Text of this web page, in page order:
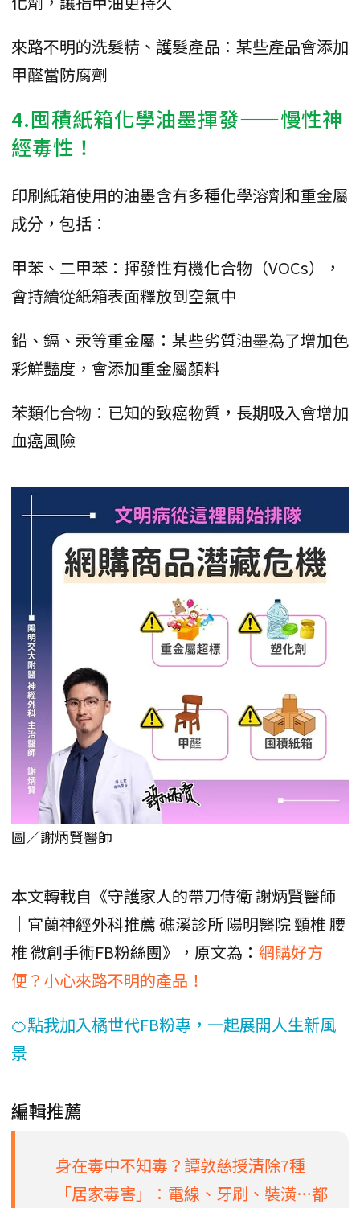
來路不明的洗髮精、護髮產品：某些產品會添加
甲醛當防腐劑
4.囤積紙箱化學油墨揮發——慢性神
經毒性！
印刷紙箱使用的油墨含有多種化學溶劑和重金屬
成分，包括：
甲苯、二甲苯：揮發性有機化合物（VOCs），
會持續從紙箱表面釋放到空氣中
鉛、鎘、汞等重金屬：某些劣質油墨為了增加色
彩鮮豔度，會添加重金屬顏料
苯類化合物：已知的致癌物質，長期吸入會增加
血癌風險
圖／謝炳賢醫師
本文轉載自《守護家人的帶刀侍衛 謝炳賢醫師
｜宜蘭神經外科推薦 礁溪診所 陽明醫院 頸椎 腰
椎 微創手術FB粉絲團》，原文為： 網購好方
便？小心來路不明的產品！
🍊點我加入橘世代FB粉專，一起展開人生新風
景
編輯推薦
身在毒中不知毒？譚敦慈授清除7種
「居家毒害」：電線、牙刷、裝潢…都